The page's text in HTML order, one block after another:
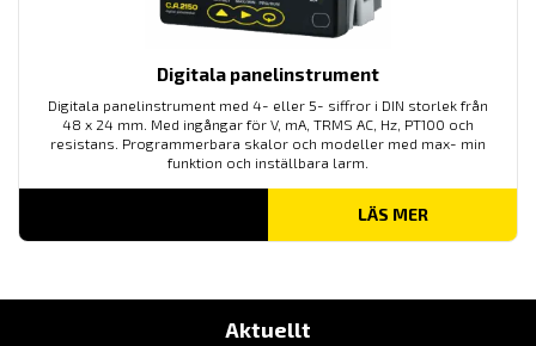
Digitala panelinstrument
Digitala panelinstrument med 4- eller 5- siffror i DIN storlek från
48 x 24 mm. Med ingångar för V, mA, TRMS AC, Hz, PT100 och
resistans. Programmerbara skalor och modeller med max- min
funktion och inställbara larm.
LÄS MER
Aktuellt